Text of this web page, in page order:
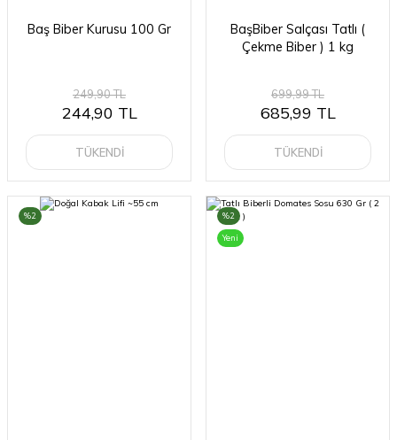
Baş Biber Kurusu 100 Gr
249,90 TL
244,90 TL
TÜKENDİ
BaşBiber Salçası Tatlı (
Çekme Biber ) 1 kg
699,99 TL
685,99 TL
TÜKENDİ
%2 %2
Yeni